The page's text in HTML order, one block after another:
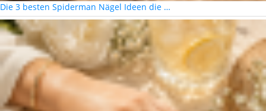
Die 3 besten Spiderman Nägel Ideen die …